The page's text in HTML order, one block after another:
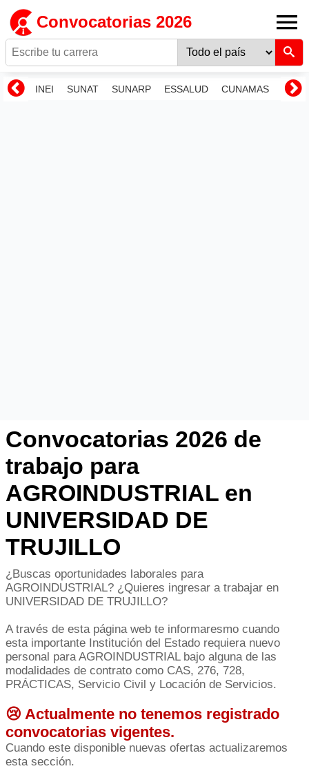
Convocatorias 2026
INEI SUNAT SUNARP ESSALUD CUNAMAS
Convocatorias 2026 de
trabajo para
AGROINDUSTRIAL en
UNIVERSIDAD DE
TRUJILLO
¿Buscas oportunidades laborales para
AGROINDUSTRIAL? ¿Quieres ingresar a trabajar en
UNIVERSIDAD DE TRUJILLO?
A través de esta página web te informaresmo cuando
esta importante Institución del Estado requiera nuevo
personal para AGROINDUSTRIAL bajo alguna de las
modalidades de contrato como CAS, 276, 728,
PRÁCTICAS, Servicio Civil y Locación de Servicios.
😢 Actualmente no tenemos registrado
convocatorias vigentes.
Cuando este disponible nuevas ofertas actualizaremos
esta sección.